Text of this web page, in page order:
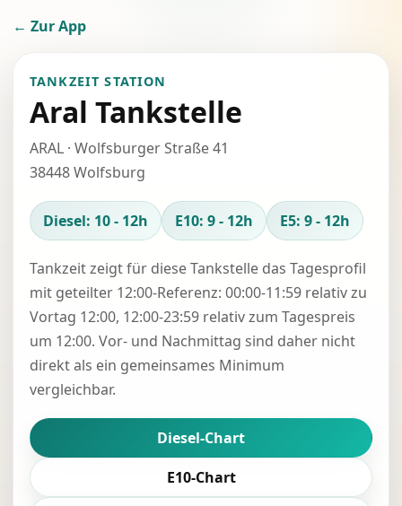
← Zur App
TANKZEIT STATION
Aral Tankstelle
ARAL · Wolfsburger Straße 41
38448 Wolfsburg
Diesel: 10 - 12h E10: 9 - 12h E5: 9 - 12h
Tankzeit zeigt für diese Tankstelle das Tagesprofil
mit geteilter 12:00-Referenz: 00:00-11:59 relativ zu
Vortag 12:00, 12:00-23:59 relativ zum Tagespreis
um 12:00. Vor- und Nachmittag sind daher nicht
direkt als ein gemeinsames Minimum
vergleichbar.
Diesel-Chart
E10-Chart